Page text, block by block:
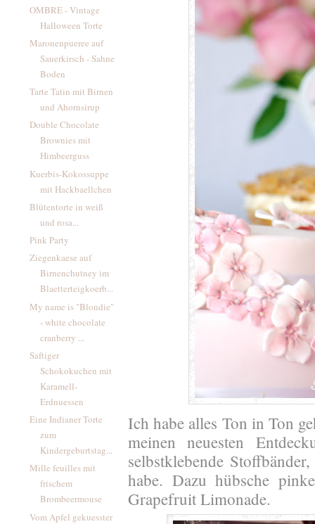
OMBRE - Vintage
Halloween Torte
Maronenpueree auf
Sauerkirsch - Sahne
Boden
Tarte Tatin mit Birnen
und Ahornsirup
Double Chocolate
Brownies mit
Himbeerguss
Kuerbis-Kokossuppe
mit Hackbaellchen
Blütentorte in weiß
und rosa...
Pink Party
Ziegenkaese auf
Birnenchutney im
Blaetterteigkoerb...
My name is "Blondie"
- white chocolate
cranberry ...
Saftiger
Schokokuchen mit
Karamell-
Erdnuessen
Eine Indianer Torte
zum
Kindergeburtstag...
Mille feuilles mit
frischem
Brombeermouse
Vom Apfel gekuesster
Ich habe alles Ton in Ton
meinen neuesten
selbstklebende
habe. Dazu hübsche
Grapefruit Limonade.